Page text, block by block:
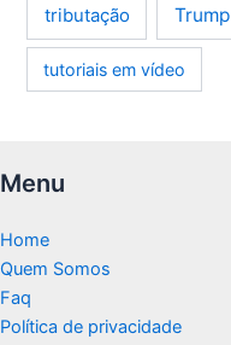
tributação Trump
tutoriais em vídeo
Menu
Home
Quem Somos
Faq
Política de privacidade